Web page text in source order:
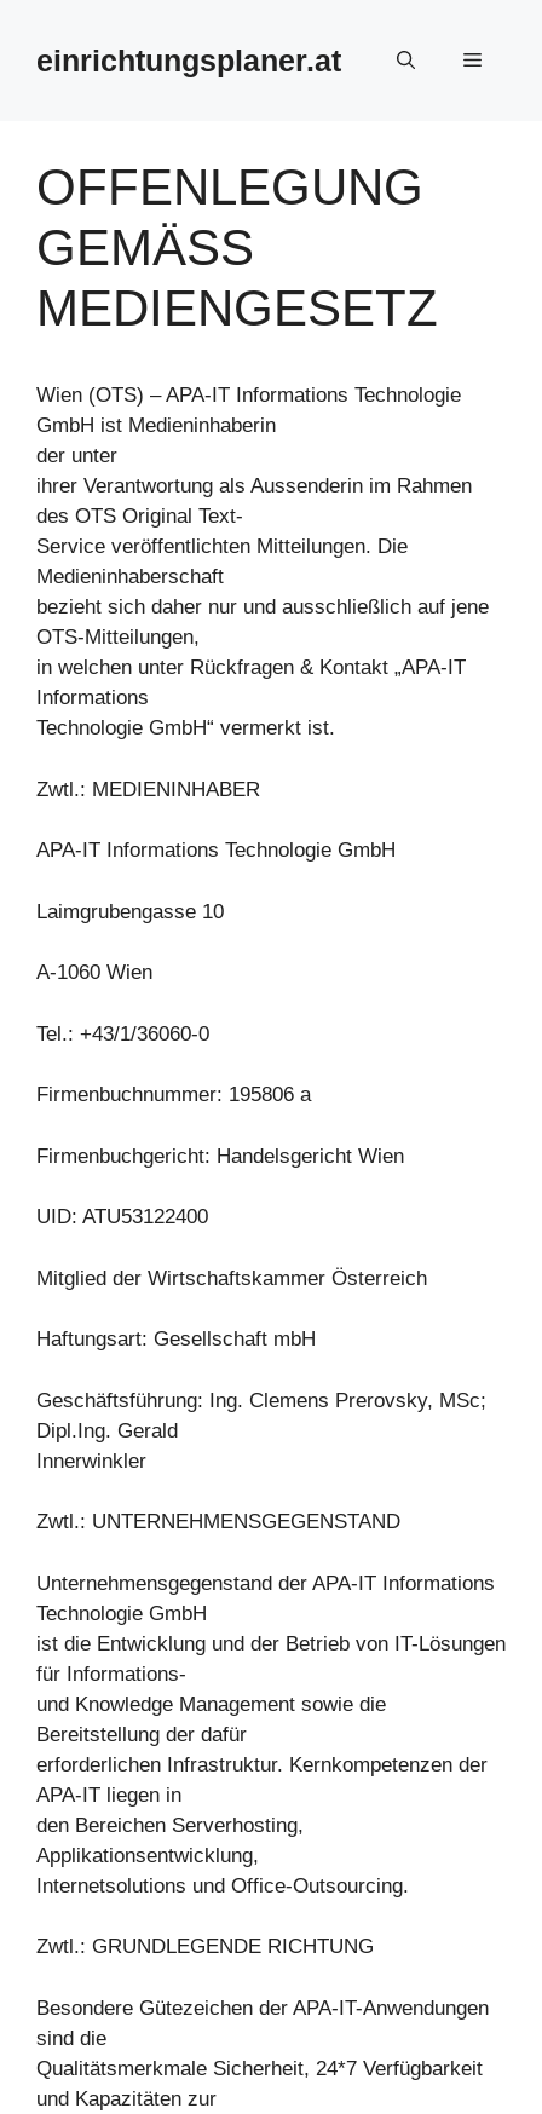
springeneinrichtungsplaner.at Menü
OFFENLEGUNG
GEMÄSS
MEDIENGESETZ
Wien (OTS) – APA-IT Informations Technologie
GmbH ist Medieninhaberin
der unter
ihrer Verantwortung als Aussenderin im Rahmen
des OTS Original Text-
Service veröffentlichten Mitteilungen. Die
Medieninhaberschaft
bezieht sich daher nur und ausschließlich auf jene
OTS-Mitteilungen,
in welchen unter Rückfragen & Kontakt „APA-IT
Informations
Technologie GmbH“ vermerkt ist.
Zwtl.: MEDIENINHABER
APA-IT Informations Technologie GmbH
Laimgrubengasse 10
A-1060 Wien
Tel.: +43/1/36060-0
Firmenbuchnummer: 195806 a
Firmenbuchgericht: Handelsgericht Wien
UID: ATU53122400
Mitglied der Wirtschaftskammer Österreich
Haftungsart: Gesellschaft mbH
Geschäftsführung: Ing. Clemens Prerovsky, MSc;
Dipl.Ing. Gerald
Innerwinkler
Zwtl.: UNTERNEHMENSGEGENSTAND
Unternehmensgegenstand der APA-IT Informations
Technologie GmbH
ist die Entwicklung und der Betrieb von IT-Lösungen
für Informations-
und Knowledge Management sowie die
Bereitstellung der dafür
erforderlichen Infrastruktur. Kernkompetenzen der
APA-IT liegen in
den Bereichen Serverhosting,
Applikationsentwicklung,
Internetsolutions und Office-Outsourcing.
Zwtl.: GRUNDLEGENDE RICHTUNG
Besondere Gütezeichen der APA-IT-Anwendungen
sind die
Qualitätsmerkmale Sicherheit, 24*7 Verfügbarkeit
und Kapazitäten zur